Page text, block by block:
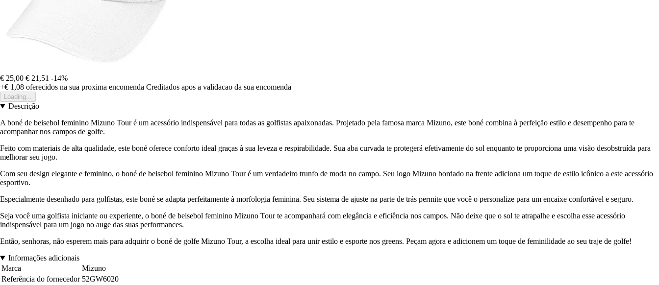
€ 25,00 € 21,51 -14%
+€ 1,08 oferecidos na sua proxima encomenda Creditados apos a validacao da sua encomenda
Loading...
Descrição
A boné de beisebol feminino Mizuno Tour é um acessório indispensável para todas as golfistas apaixonadas. Projetado pela famosa marca Mizuno, este boné combina à perfeição estilo e desempenho para te
acompanhar nos campos de golfe.
Feito com materiais de alta qualidade, este boné oferece conforto ideal graças à sua leveza e respirabilidade. Sua aba curvada te protegerá efetivamente do sol enquanto te proporciona uma visão desobstruída para
melhorar seu jogo.
Com seu design elegante e feminino, o boné de beisebol feminino Mizuno Tour é um verdadeiro trunfo de moda no campo. Seu logo Mizuno bordado na frente adiciona um toque de estilo icônico a este acessório
esportivo.
Especialmente desenhado para golfistas, este boné se adapta perfeitamente à morfologia feminina. Seu sistema de ajuste na parte de trás permite que você o personalize para um encaixe confortável e seguro.
Seja você uma golfista iniciante ou experiente, o boné de beisebol feminino Mizuno Tour te acompanhará com elegância e eficiência nos campos. Não deixe que o sol te atrapalhe e escolha esse acessório
indispensável para um jogo no auge das suas performances.
Então, senhoras, não esperem mais para adquirir o boné de golfe Mizuno Tour, a escolha ideal para unir estilo e esporte nos greens. Peçam agora e adicionem um toque de feminilidade ao seu traje de golfe!
Informações adicionais
Marca
Mizuno
Referência do fornecedor 52GW6020